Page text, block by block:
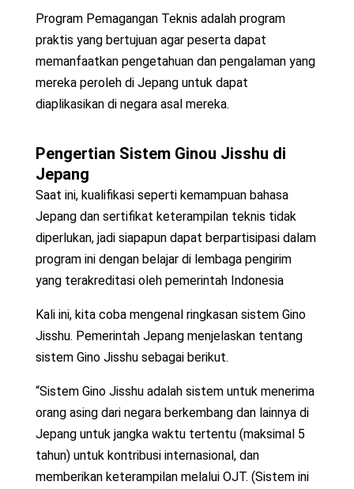
Program Pemagangan Teknis adalah program
praktis yang bertujuan agar peserta dapat
memanfaatkan pengetahuan dan pengalaman yang
mereka peroleh di Jepang untuk dapat
diaplikasikan di negara asal mereka.
Pengertian Sistem Ginou Jisshu di
Jepang
Saat ini, kualifikasi seperti kemampuan bahasa
Jepang dan sertifikat keterampilan teknis tidak
diperlukan, jadi siapapun dapat berpartisipasi dalam
program ini dengan belajar di lembaga pengirim
yang terakreditasi oleh pemerintah Indonesia
Kali ini, kita coba mengenal ringkasan sistem Gino
Jisshu. Pemerintah Jepang menjelaskan tentang
sistem Gino Jisshu sebagai berikut.
“Sistem Gino Jisshu adalah sistem untuk menerima
orang asing dari negara berkembang dan lainnya di
Jepang untuk jangka waktu tertentu (maksimal 5
tahun) untuk kontribusi internasional, dan
memberikan keterampilan melalui OJT. (Sistem ini